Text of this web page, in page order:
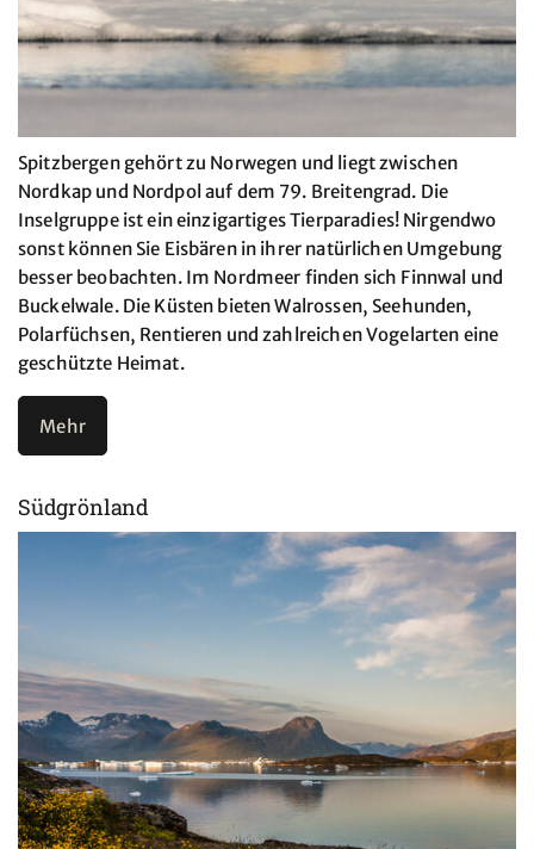
Spitzbergen gehört zu Norwegen und liegt zwischen
Nordkap und Nordpol auf dem 79. Breitengrad. Die
Inselgruppe ist ein einzigartiges Tierparadies! Nirgendwo
sonst können Sie Eisbären in ihrer natürlichen Umgebung
besser beobachten. Im Nordmeer finden sich Finnwal und
Buckelwale. Die Küsten bieten Walrossen, Seehunden,
Polarfüchsen, Rentieren und zahlreichen Vogelarten eine
geschützte Heimat.
Mehr
Südgrönland